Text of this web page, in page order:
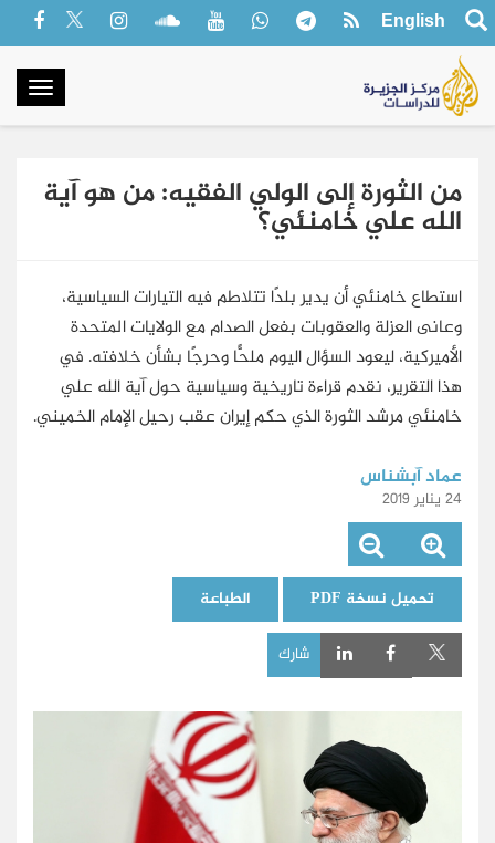
English
من الثورة إلى الولي الفقيه: من هو آية
الله علي خامنئي؟
استطاع خامنئي أن يدير بلدًا تتلاطم فيه التيارات السياسية،
وعانى العزلة والعقوبات بفعل الصدام مع الولايات المتحدة
الأميركية، ليعود السؤال اليوم ملحًّا وحرجًا بشأن خلافته. في
هذا التقرير، نقدم قراءة تاريخية وسياسية حول آية الله علي
خامنئي مرشد الثورة الذي حكم إيران عقب رحيل الإمام الخميني.
عماد آبشناس
24 يناير 2019
تحميل نسخة PDF الطباعة
شارك